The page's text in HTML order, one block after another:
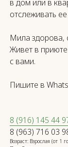
в дом или в
отслеживать ее
Мила здорова,
Живет в
с вами.
Пишите в
8 (916) 145 44
8 (963) 716 03
Возраст: Взрослая (от 1
СМЕЛО